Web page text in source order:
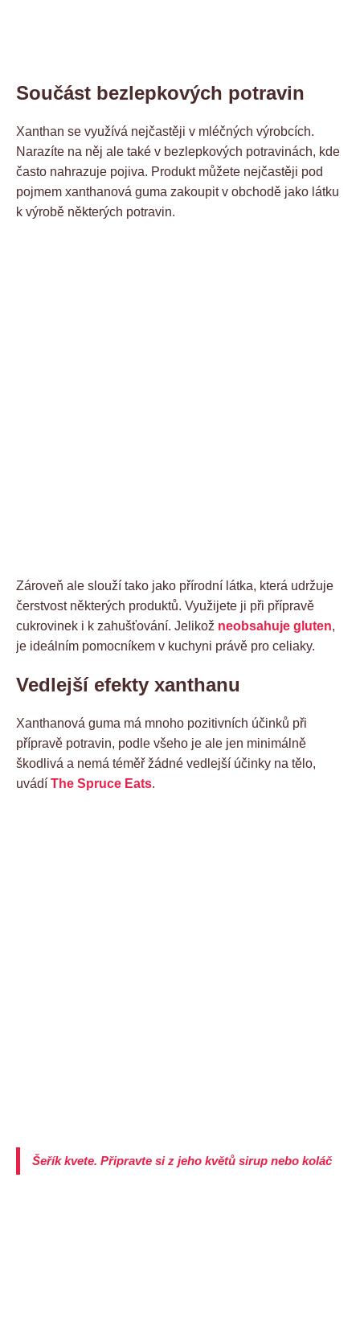
Součást bezlepkových potravin
Xanthan se využívá nejčastěji v mléčných výrobcích.
Narazíte na něj ale také v bezlepkových potravinách, kde
často nahrazuje pojiva. Produkt můžete nejčastěji pod
pojmem xanthanová guma zakoupit v obchodě jako látku
k výrobě některých potravin.
Zároveň ale slouží tako jako přírodní látka, která udržuje
čerstvost některých produktů. Využijete ji při přípravě
cukrovinek i k zahušťování. Jelikož neobsahuje gluten,
je ideálním pomocníkem v kuchyni právě pro celiaky.
Vedlejší efekty xanthanu
Xanthanová guma má mnoho pozitivních účinků při
přípravě potravin, podle všeho je ale jen minimálně
škodlivá a nemá téměř žádné vedlejší účinky na tělo,
uvádí The Spruce Eats.
Šeřík kvete. Připravte si z jeho květů sirup nebo koláč